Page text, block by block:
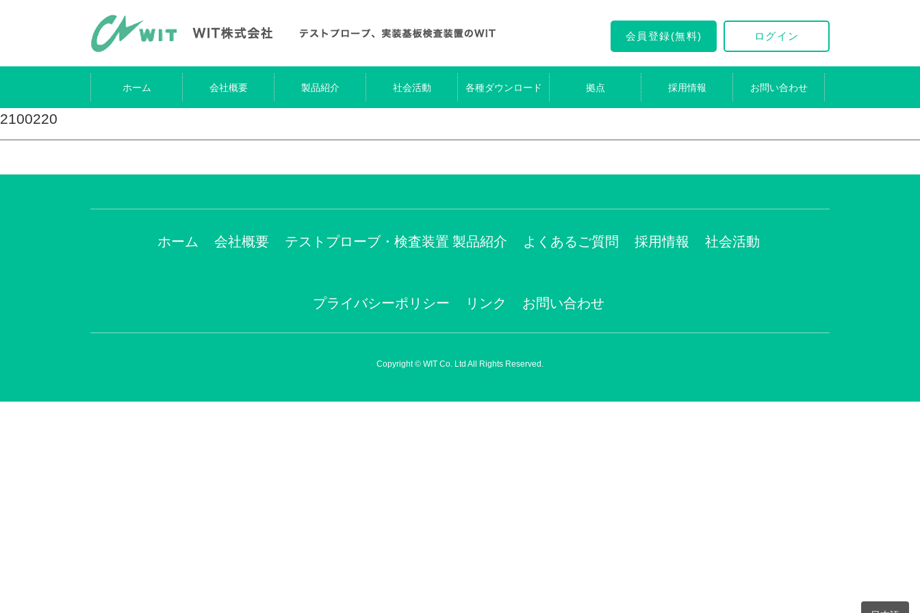
会員登録(無料) ログイン
ホーム 会社概要 製品紹介 社会活動 各種ダウンロード 拠点 採用情報 お問い合わせ
2100220
ホーム 会社概要 テストプローブ・検査装置 製品紹介 よくあるご質問 採用情報 社会活動
プライバシーポリシー リンク お問い合わせ
Copyright © WIT Co. Ltd All Rights Reserved.